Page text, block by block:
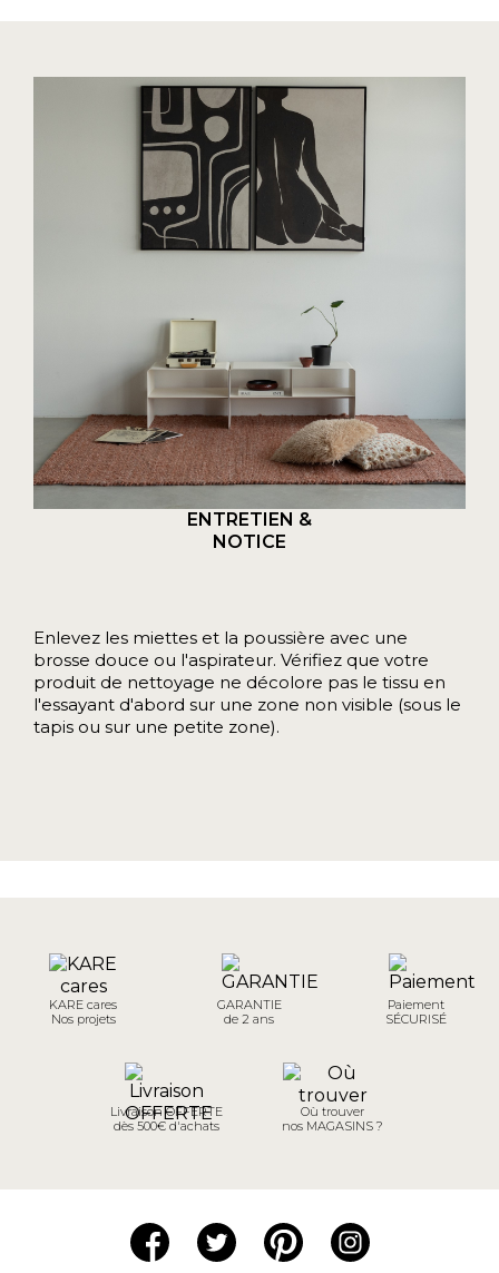
ENTRETIEN &
NOTICE
Enlevez les miettes et la poussière avec une
brosse douce ou l'aspirateur. Vérifiez que votre
produit de nettoyage ne décolore pas le tissu en
l'essayant d'abord sur une zone non visible (sous le
tapis ou sur une petite zone).
KARE cares
Nos projets
GARANTIE
de 2 ans
Paiement
SÉCURISÉ
Livraison OFFERTE
dès 500€ d'achats
Où trouver
nos MAGASINS ?